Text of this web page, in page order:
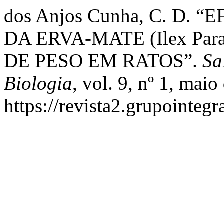
dos Anjos Cunha, C. D.
DA ERVA-MATE (Ilex
DE PESO EM RATOS”.
Biologia, vol. 9, nº 1,
https://